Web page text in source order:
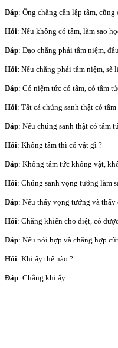
Đáp: Ông chẳng cần lập tâm,
Hỏi: Nếu không có tâm, làm sao
Đáp: Đạo chẳng phải tâm niệm,
Hỏi: Nếu chẳng phải tâm niệm, sẽ
Đáp: Có niệm tức có tâm, có tâm
Hỏi: Tất cả chúng sanh thật có tâm
Đáp: Nếu chúng sanh thật có tâm
Hỏi: Không tâm thì có vật gì ?
Đáp: Không tâm tức không vật,
Hỏi: Chúng sanh vọng tưởng làm
Đáp: Nếu thấy vọng tưởng và
Hỏi: Chẳng khiến cho diệt, có
Đáp: Nếu nói hợp và chẳng hợp
Hỏi: Khi ấy thế nào ?
Đáp: Chẳng khi ấy.